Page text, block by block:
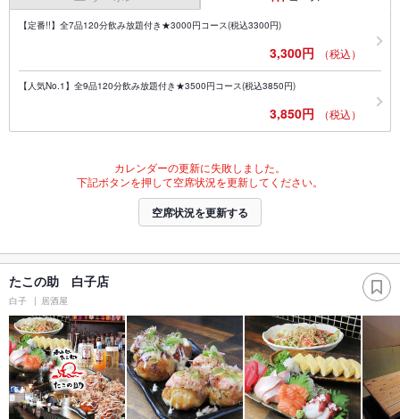
【定番!!】全7品120分飲み放題付き★3000円コース(税込3300円)
3,300円 （税込）
【人気No.1】全9品120分飲み放題付き★3500円コース(税込3850円)
3,850円 （税込）
カレンダーの更新に失敗しました。
下記ボタンを押して空席状況を更新してください。
空席状況を更新する
たこの助 白子店
白子 居酒屋